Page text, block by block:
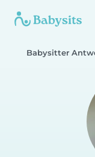
Babysitter